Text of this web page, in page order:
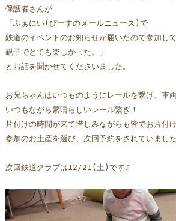
保護者さんが
「ふぁにい(ぴーすのメールニュース)で
鉄道のイベントのお知らせが届いたので参加して
親子でとても楽しかった。」
とお話を聞かせてくださいました。
お兄ちゃんはいつものようにレールを繋げ、車
いつもながら素晴らしいレール繋ぎ！
片付けの時間が来て惜しみながらも皆でお片付け
参加のお土産を選び、次回予約をされていました
次回鉄道クラブは12/21(土)です♪